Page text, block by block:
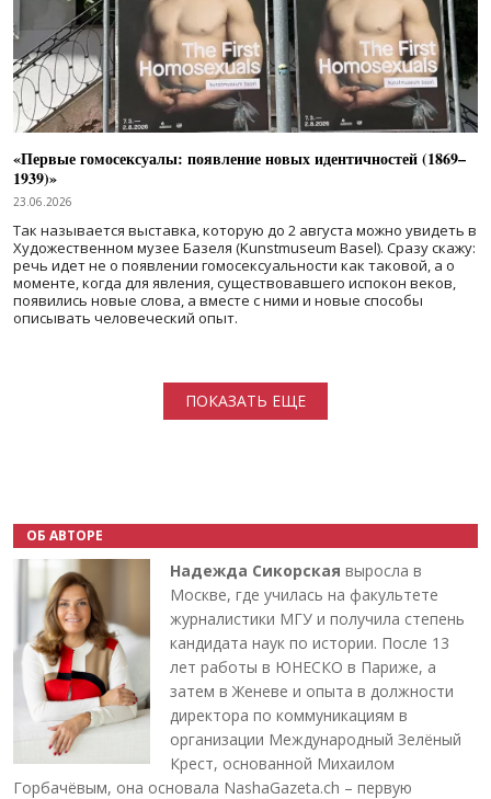
«Первые гомосексуалы: появление новых идентичностей (1869–
1939)»
23.06.2026
Так называется выставка, которую до 2 августа можно увидеть в
Художественном музее Базеля (Kunstmuseum Basel). Сразу скажу:
речь идет не о появлении гомосексуальности как таковой, а о
моменте, когда для явления, существовавшего испокон веков,
появились новые слова, а вместе с ними и новые способы
описывать человеческий опыт.
ПОКАЗАТЬ ЕЩЕ
ОБ АВТОРЕ
Надежда Сикорская выросла в
Москве, где училась на факультете
журналистики МГУ и получила степень
кандидата наук по истории. После 13
лет работы в ЮНЕСКО в Париже, а
затем в Женеве и опыта в должности
директора по коммуникациям в
организации Международный Зелёный
Крест, основанной Михаилом
Горбачёвым, она основала NashaGazeta.ch – первую